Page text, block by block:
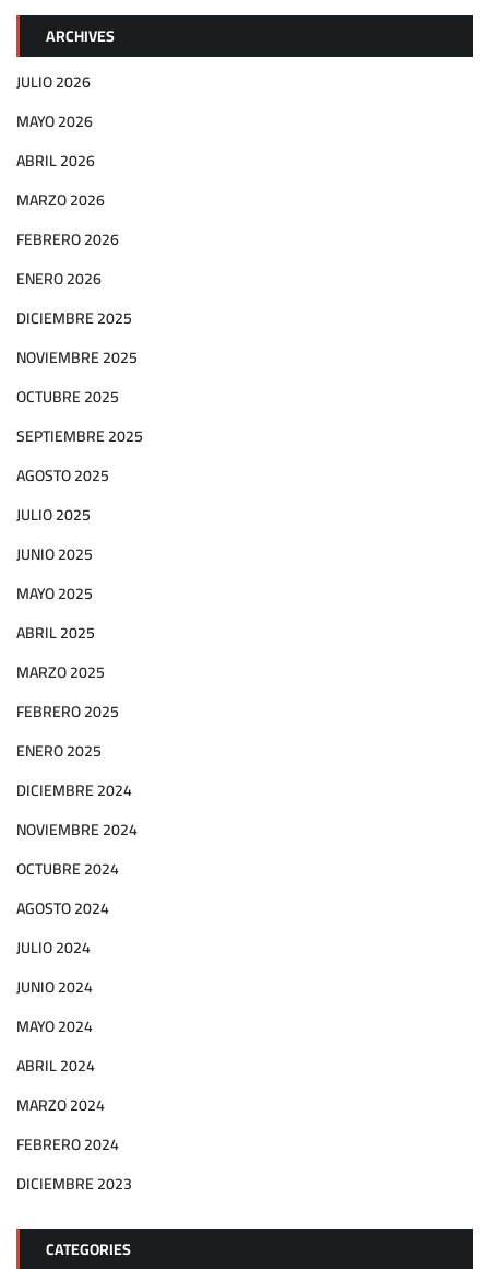
ARCHIVES
JULIO 2026
MAYO 2026
ABRIL 2026
MARZO 2026
FEBRERO 2026
ENERO 2026
DICIEMBRE 2025
NOVIEMBRE 2025
OCTUBRE 2025
SEPTIEMBRE 2025
AGOSTO 2025
JULIO 2025
JUNIO 2025
MAYO 2025
ABRIL 2025
MARZO 2025
FEBRERO 2025
ENERO 2025
DICIEMBRE 2024
NOVIEMBRE 2024
OCTUBRE 2024
AGOSTO 2024
JULIO 2024
JUNIO 2024
MAYO 2024
ABRIL 2024
MARZO 2024
FEBRERO 2024
DICIEMBRE 2023
CATEGORIES